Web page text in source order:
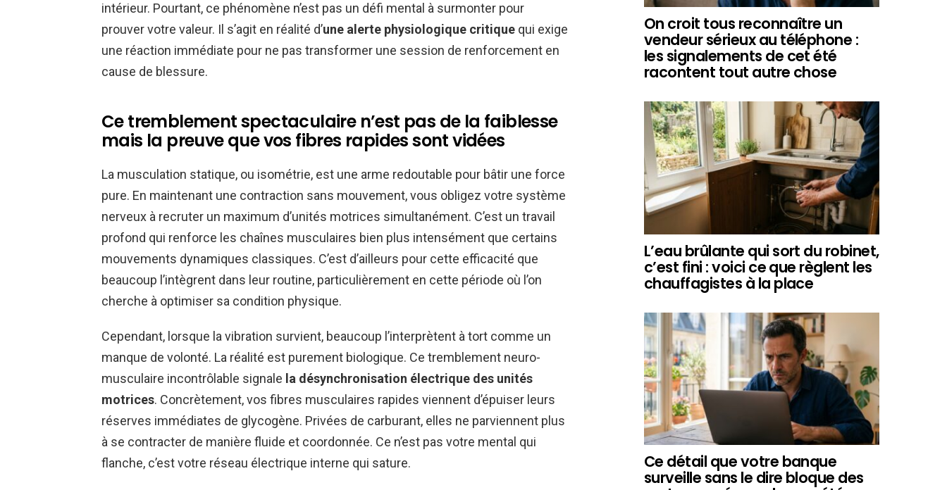
intérieur. Pourtant, ce phénomène n’est pas un défi mental à surmonter pour
prouver votre valeur. Il s’agit en réalité d’une alerte physiologique critique qui exige
une réaction immédiate pour ne pas transformer une session de renforcement en
cause de blessure.
Ce tremblement spectaculaire n’est pas de la faiblesse
mais la preuve que vos fibres rapides sont vidées
La musculation statique, ou isométrie, est une arme redoutable pour bâtir une force
pure. En maintenant une contraction sans mouvement, vous obligez votre système
nerveux à recruter un maximum d’unités motrices simultanément. C’est un travail
profond qui renforce les chaînes musculaires bien plus intensément que certains
mouvements dynamiques classiques. C’est d’ailleurs pour cette efficacité que
beaucoup l’intègrent dans leur routine, particulièrement en cette période où l’on
cherche à optimiser sa condition physique.
Cependant, lorsque la vibration survient, beaucoup l’interprètent à tort comme un
manque de volonté. La réalité est purement biologique. Ce tremblement neuro-
musculaire incontrôlable signale la désynchronisation électrique des unités
motrices. Concrètement, vos fibres musculaires rapides viennent d’épuiser leurs
réserves immédiates de glycogène. Privées de carburant, elles ne parviennent plus
à se contracter de manière fluide et coordonnée. Ce n’est pas votre mental qui
flanche, c’est votre réseau électrique interne qui sature.
On croit tous reconnaître un
vendeur sérieux au téléphone :
les signalements de cet été
racontent tout autre chose
L’eau brûlante qui sort du robinet,
c’est fini : voici ce que règlent les
chauffagistes à la place
Ce détail que votre banque
surveille sans le dire bloque des